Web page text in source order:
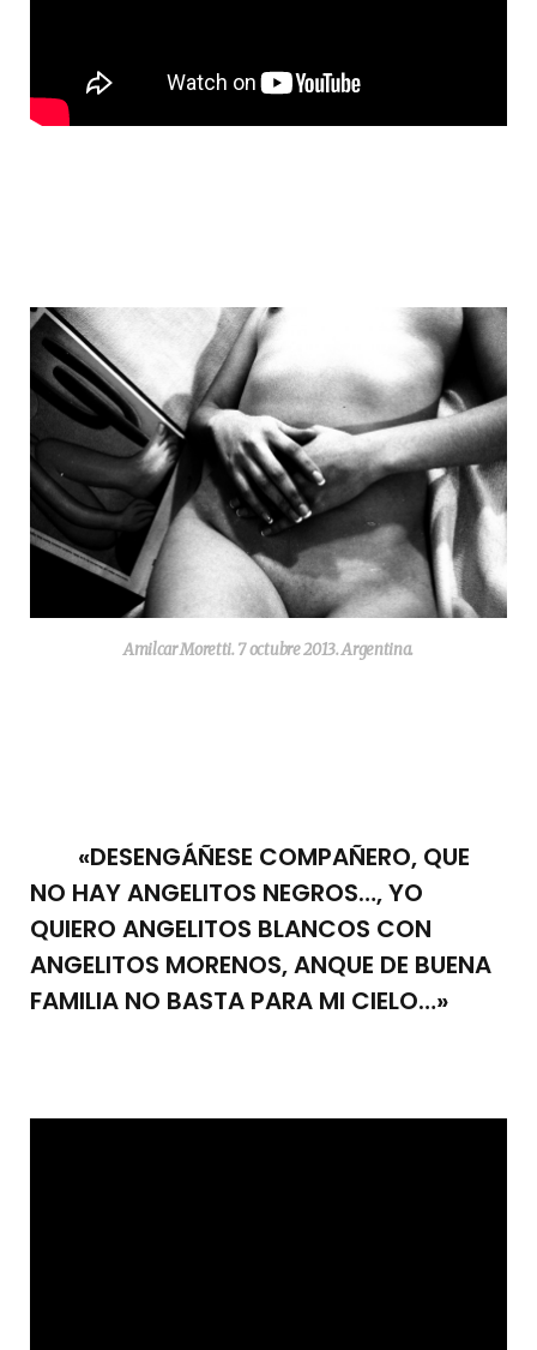
Amilcar Moretti. 7 octubre 2013. Argentina.
«DESENGÁÑESE COMPAÑERO, QUE
NO HAY ANGELITOS NEGROS…, YO
QUIERO ANGELITOS BLANCOS CON
ANGELITOS MORENOS, ANQUE DE BUENA
FAMILIA NO BASTA PARA MI CIELO…»